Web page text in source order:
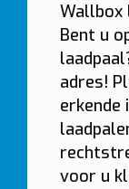
Wallbox
Bent u
adres!
voor u